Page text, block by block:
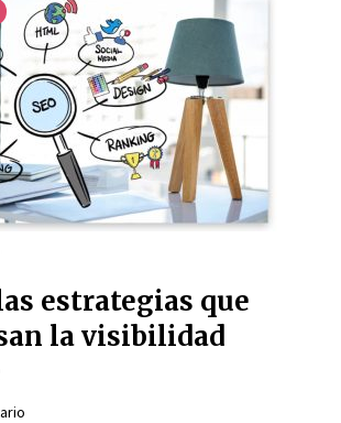
estrategias que
la visibilidad